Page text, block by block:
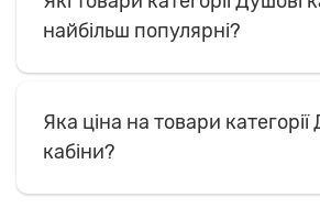
найбільш популярні?
Яка ціна на товари категорії
кабіни?